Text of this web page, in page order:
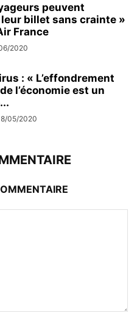
peuvent
billet sans crainte »
France
2020
: « L’effondrement
l’économie est un
05/2020